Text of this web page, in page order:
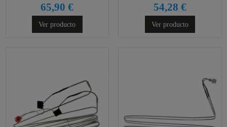
65,90 €
Ver producto
54,28 €
Ver producto